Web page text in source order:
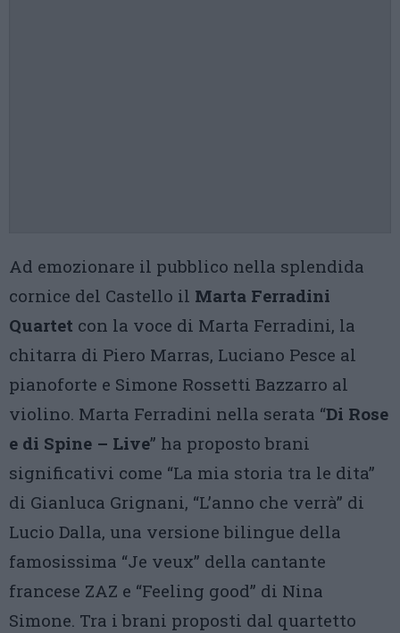
Ad emozionare il pubblico nella splendida
cornice del Castello il Marta Ferradini
Quartet con la voce di Marta Ferradini, la
chitarra di Piero Marras, Luciano Pesce al
pianoforte e Simone Rossetti Bazzarro al
violino. Marta Ferradini nella serata “Di Rose
e di Spine – Live” ha proposto brani
significativi come “La mia storia tra le dita”
di Gianluca Grignani, “L’anno che verrà” di
Lucio Dalla, una versione bilingue della
famosissima “Je veux” della cantante
francese ZAZ e “Feeling good” di Nina
Simone. Tra i brani proposti dal quartetto